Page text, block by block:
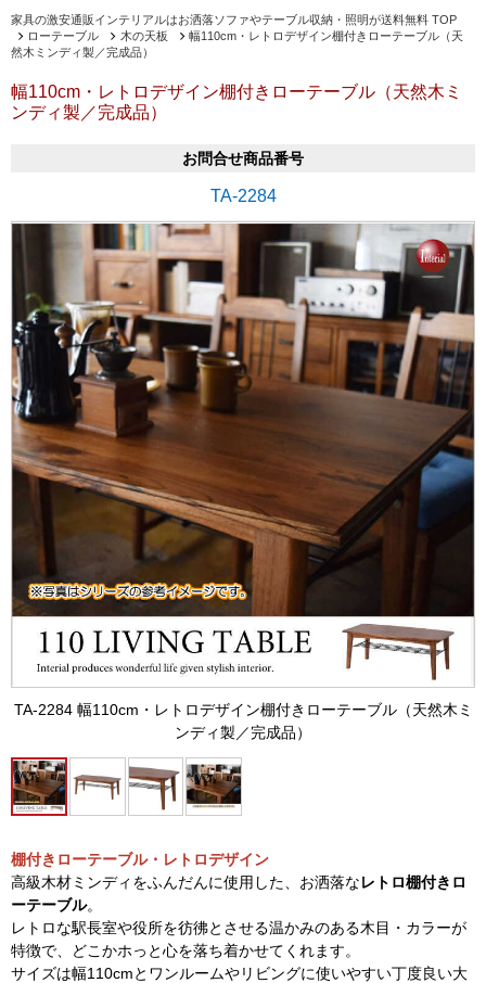
家具の激安通販インテリアルはお洒落ソファやテーブル収納・照明が送料無料 TOP
ローテーブル
木の天板
幅110cm・レトロデザイン棚付きローテーブル（天
然木ミンディ製／完成品）
幅110cm・レトロデザイン棚付きローテーブル（天然木ミ
ンディ製／完成品）
お問合せ商品番号
TA-2284
TA-2284 幅110cm・レトロデザイン棚付きローテーブル（天然木ミ
ンディ製／完成品）
棚付きローテーブル・レトロデザイン
高級木材ミンディをふんだんに使用した、お洒落なレトロ棚付きロ
ーテーブル。
レトロな駅長室や役所を彷彿とさせる温かみのある木目・カラーが
特徴で、どこかホっと心を落ち着かせてくれます。
サイズは幅110cmとワンルームやリビングに使いやすい丁度良い大